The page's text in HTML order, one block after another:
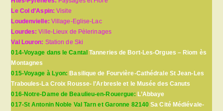
Le Col d’Aspin:Visite
Loudenvielle: Village-Eglise-Lac
Lourdes:Ville-Lieux de Pèlerinages
Val Louron: Station de Ski
014-Voyage dans le Cantal Tanneries de Bort-Les-Orgues – Riom ès
Montagnes
015-Voyage à Lyon: Basilique de Fourvière-Cathédrale St Jean-Les
Traboules-La Croix Rousse- l’Arbresle et le Musée des Canuts
016-Notre-Dame de Beaulieu-en-Rouergue: L’Abbaye
017-St Antonin Noble Val Tarn et Garonne 82140 Sa Cité Médiévale-